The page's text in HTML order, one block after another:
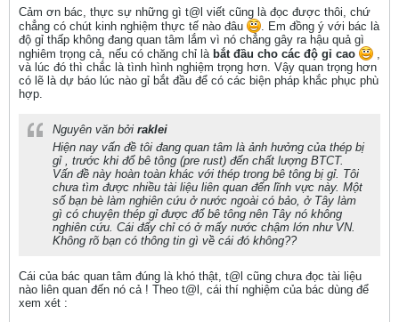
Cảm ơn bác, thực sự những gì t@l viết cũng là đọc được thôi, chứ
chẳng có chút kinh nghiệm thực tế nào đâu
. Em đồng ý với bác là
độ gỉ thấp không đang quan tâm lắm vì nó chẳng gây ra hậu quả gì
nghiêm trọng cả, nếu có chăng chỉ là bắt đầu cho các độ gỉ cao
,
và lúc đó thì chắc là tình hình nghiệm trọng hơn. Vậy quan trọng hơn
có lẽ là dự báo lúc nào gỉ bắt đầu để có các biện pháp khắc phục phù
hợp.
Nguyên văn bởi raklei
Hiện nay vấn đề tôi đang quan tâm là ảnh hưởng của thép bị
gỉ , trước khi đổ bê tông (pre rust) đến chất lượng BTCT.
Vấn đề này hoàn toàn khác với thép trong bê tông bị gỉ. Tôi
chưa tìm được nhiều tài liệu liên quan đến lĩnh vực này. Một
số bạn bè làm nghiên cứu ở nước ngoài có bảo, ở Tây làm
gì có chuyện thép gỉ được đổ bê tông nên Tây nó không
nghiên cứu. Cái đấy chỉ có ở mấy nước chậm lớn như VN.
Không rõ bạn có thông tin gì về cái đó không??
Cái của bác quan tâm đúng là khó thật, t@l cũng chưa đọc tài liệu
nào liên quan đến nó cả ! Theo t@l, cái thí nghiệm của bác dùng để
xem xét :